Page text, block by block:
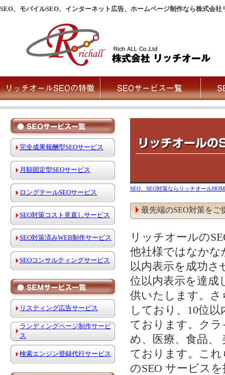
SEO、モバイルSEO、インターネット広告、ホームページ制作なら株式会社
完全成果報酬型SEOサービス
月額固定型SEOサービス
ロングテールSEOサービス
SEO対策コスト見直しサービス
SEO対策済みWEB制作サービス
SEOコンサルティングサービス
リスティング広告サービス
ランディングページ制作サービ
ス
検索エンジン登録代行サービス
SEO、SEO対策ならリッチオール
最先端のSEO対策をご
リッチオールの
他社様ではなかな
以内表示を成功さ
位以内表示を達成
供いたします。さ
しており、10位
ております。ク
め、医療、食品、
ております。こ
のSEO サービス